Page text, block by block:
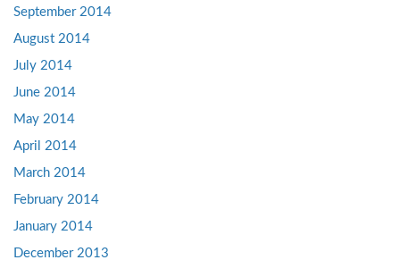
September 2014
August 2014
July 2014
June 2014
May 2014
April 2014
March 2014
February 2014
January 2014
December 2013